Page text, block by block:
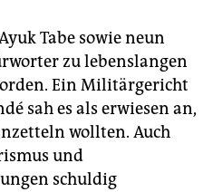
Tabe sowie neun
zu lebenslangen
Ein Militärgericht
sah es als erwiesen an,
wollten. Auch
und
schuldig